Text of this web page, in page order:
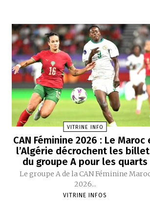
VITRINE INFO
CAN Féminine 2026 : Le Maroc
l’Algérie décrochent les
du groupe A pour les quarts
Le groupe A de la CAN Féminine
2026...
VITRINE INFOS